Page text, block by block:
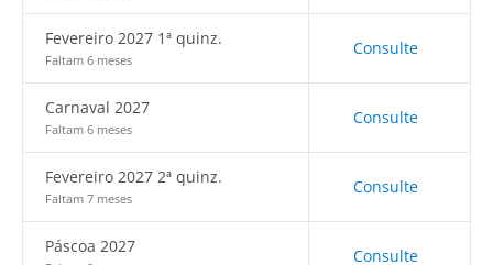
Fevereiro 2027 1ª quinz.
Faltam 6 meses
Consulte
Carnaval 2027
Faltam 6 meses
Consulte
Fevereiro 2027 2ª quinz.
Faltam 7 meses
Consulte
Páscoa 2027 Consulte